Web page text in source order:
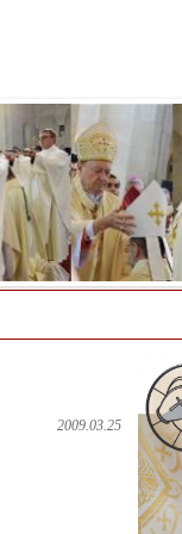
2009.03.25